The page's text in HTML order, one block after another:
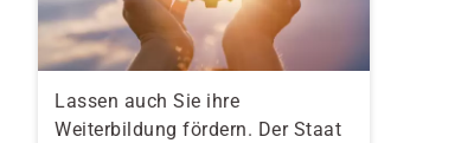
Lassen auch Sie ihre
Weiterbildung fördern. Der Staat